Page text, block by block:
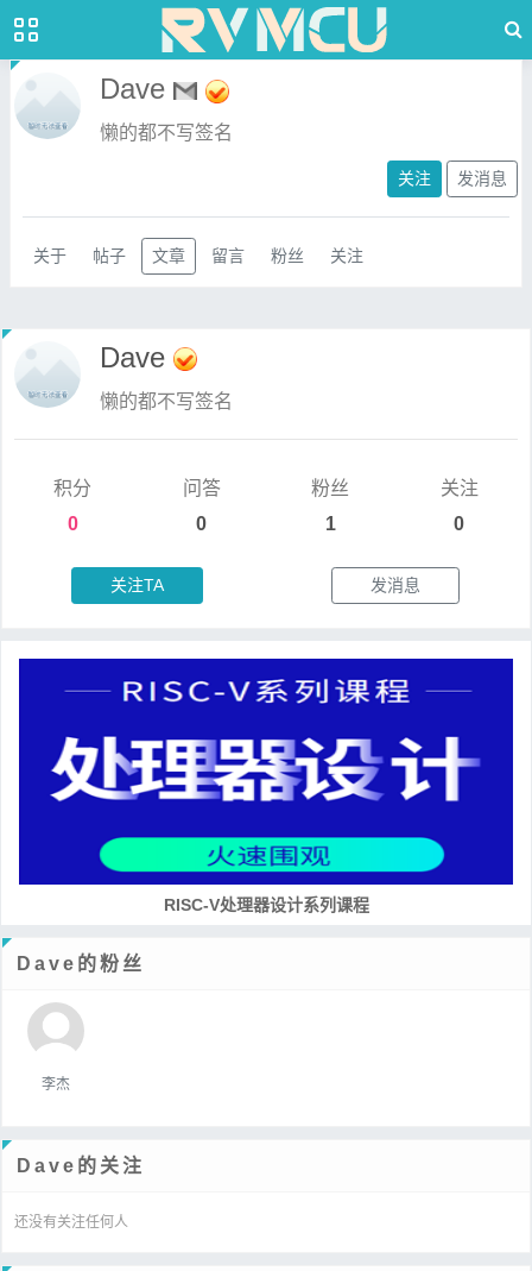
Dave
懒的都不写签名
关注 发消息
关于 帖子 文章 留言 粉丝 关注
Dave
懒的都不写签名
积分
0
问答
0
粉丝
1
关注
0
关注TA 发消息
RISC-V处理器设计系列课程
Dave的粉丝
李杰
Dave的关注
还没有关注任何人